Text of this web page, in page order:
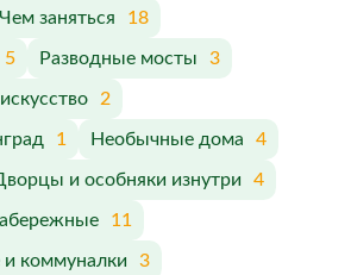
Чем заняться 18
5 Разводные мосты 3
2
1 Необычные дома 4
и особняки изнутри 4
11
коммуналки 3